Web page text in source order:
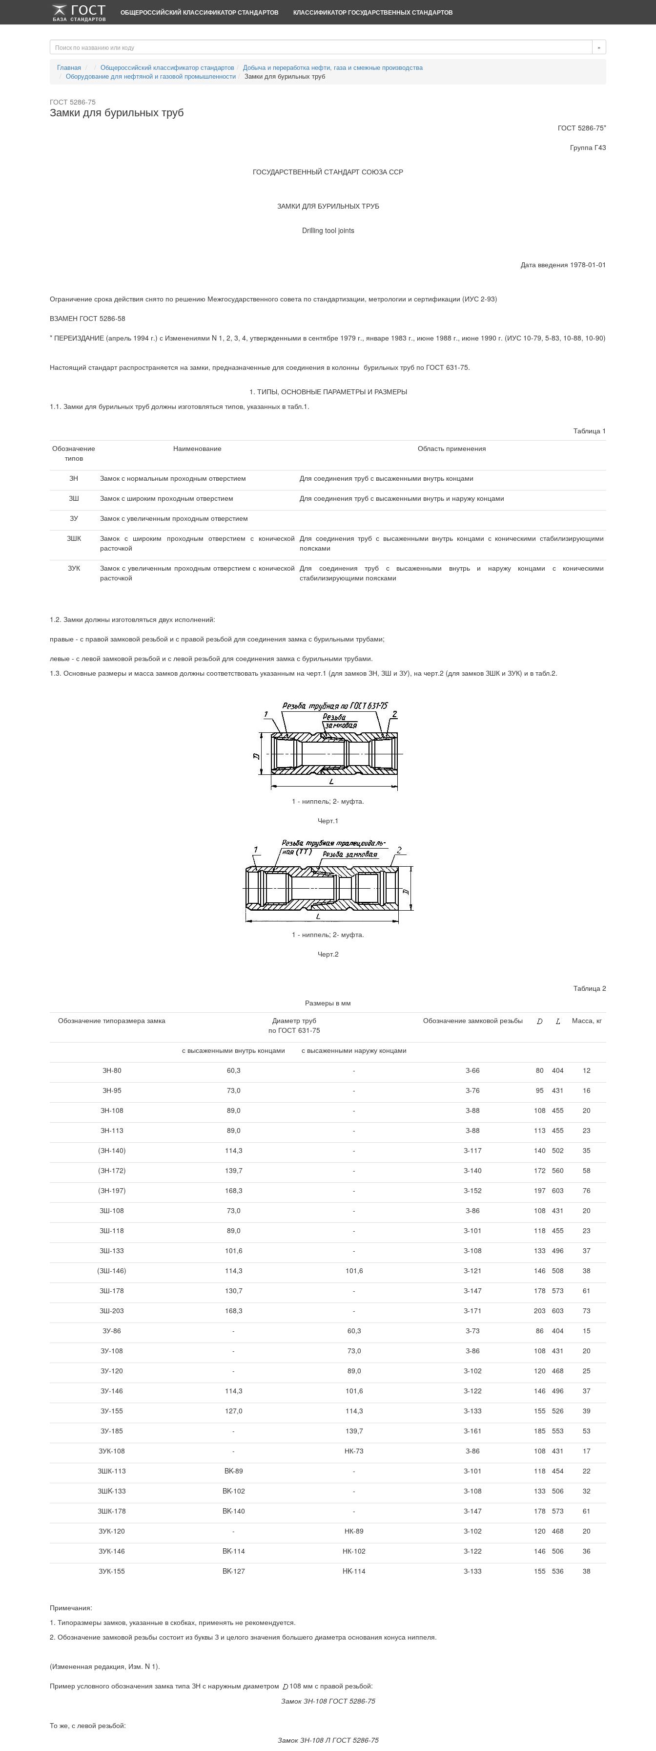
ОБЩЕРОССИЙСКИЙ КЛАССИФИКАТОР СТАНДАРТОВ КЛАССИФИКАТОР ГОСУДАРСТВЕННЫХ СТАНДАРТОВ
»
Главная Общероссийский классификатор стандартов
Добыча и переработка нефти, газа и смежные производства
Оборудование для нефтяной и газовой промышленности
Замки для бурильных труб
ГОСТ 5286-75
Замки для бурильных труб
ГОСТ 5286-75*
Группа Г43
ГОСУДАРСТВЕННЫЙ СТАНДАРТ СОЮЗА ССР
ЗАМКИ ДЛЯ БУРИЛЬНЫХ ТРУБ
Drilling tool joints
Дата введения 1978-01-01
Ограничение срока действия снято по решению Межгосударственного совета по стандартизации, метрологии и сертификации (ИУС 2-93)
ВЗАМЕН ГОСТ 5286-58
* ПЕРЕИЗДАНИЕ (апрель 1994 г.) с Изменениями N 1, 2, 3, 4, утвержденными в сентябре 1979 г., январе 1983 г., июне 1988 г., июне 1990 г. (ИУС 10-79, 5-83, 10-88, 10-90)
Настоящий стандарт распространяется на замки, предназначенные для соединения в колонны бурильных труб по ГОСТ 631-75.
1. ТИПЫ, ОСНОВНЫЕ ПАРАМЕТРЫ И РАЗМЕРЫ
1.1. Замки для бурильных труб должны изготовляться типов, указанных в табл.1.
Таблица 1
Обозначение
типов
Наименование Область применения
ЗН Замок с нормальным проходным отверстием Для соединения труб с высаженными внутрь концами
ЗШ Замок с широким проходным отверстием Для соединения труб с высаженными внутрь и наружу концами
ЗУ Замок с увеличенным проходным отверстием
ЗШК
Замок с широким проходным отверстием с конической
расточкой
Для соединения труб с высаженными внутрь концами с коническими стабилизирующими
поясками
ЗУК
Замок с увеличенным проходным отверстием с конической
расточкой
Для соединения труб с высаженными внутрь и наружу концами с коническими
стабилизирующими поясками
1.2. Замки должны изготовляться двух исполнений:
правые - с правой замковой резьбой и с правой резьбой для соединения замка с бурильными трубами;
левые - с левой замковой резьбой и с левой резьбой для соединения замка с бурильными трубами.
1.3. Основные размеры и масса замков должны соответствовать указанным на черт.1 (для замков ЗН, ЗШ и ЗУ), на черт.2 (для замков ЗШК и ЗУК) и в табл.2.
1 - ниппель; 2- муфта.
Черт.1
1 - ниппель; 2- муфта.
Черт.2
Таблица 2
Размеры в мм
Обозначение типоразмера замка
Диаметр труб
по ГОСТ 631-75
Обозначение замковой резьбы Масса, кг
с высаженными внутрь концами с высаженными наружу концами
ЗН-80 60,3 - З-66 80 404 12
ЗН-95 73,0 - З-76 95 431 16
ЗН-108 89,0 - З-88 108 455 20
ЗН-113 89,0 - З-88 113 455 23
(ЗН-140) 114,3 - З-117 140 502 35
(ЗН-172) 139,7 - З-140 172 560 58
(ЗН-197) 168,3 - З-152 197 603 76
ЗШ-108 73,0 - З-86 108 431 20
ЗШ-118 89,0 - З-101 118 455 23
ЗШ-133 101,6 - З-108 133 496 37
(ЗШ-146) 114,3 101,6 З-121 146 508 38
ЗШ-178 130,7 - З-147 178 573 61
ЗШ-203 168,3 - З-171 203 603 73
ЗУ-86 - 60,3 З-73 86 404 15
ЗУ-108 - 73,0 З-86 108 431 20
ЗУ-120 - 89,0 З-102 120 468 25
ЗУ-146 114,3 101,6 З-122 146 496 37
ЗУ-155 127,0 114,3 З-133 155 526 39
ЗУ-185 - 139,7 З-161 185 553 53
ЗУК-108 - НК-73 З-86 108 431 17
ЗШК-113 BK-89 - З-101 118 454 22
ЗШK-133 BK-102 - З-108 133 506 32
ЗШК-178 BK-140 - З-147 178 573 61
ЗУК-120 - НК-89 З-102 120 468 20
ЗУК-146 BK-114 НК-102 З-122 146 506 36
ЗУК-155 BK-127 HK-114 З-133 155 536 38
Примечания:
1. Типоразмеры замков, указанные в скобках, применять не рекомендуется.
2. Обозначение замковой резьбы состоит из буквы З и целого значения большего диаметра основания конуса ниппеля.
(Измененная редакция, Изм. N 1).
Пример условного обозначения замка типа ЗН с наружным диаметром
108 мм с правой резьбой:
Замок ЗН-108 ГОСТ 5286-75
То же, с левой резьбой:
Замок ЗН-108 Л ГОСТ 5286-75